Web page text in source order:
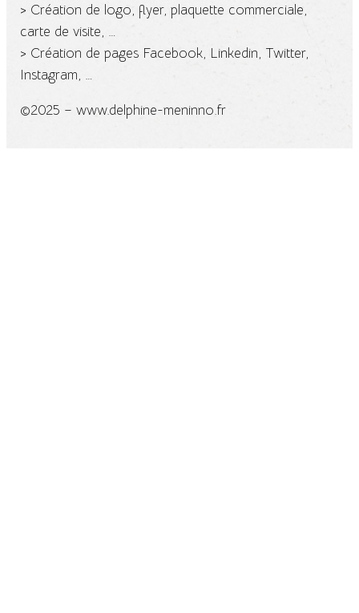
> Création de logo, flyer, plaquette commerciale,
carte de visite, …
> Création de pages Facebook, Linkedin, Twitter,
Instagram, …
©2025 – www.delphine-meninno.fr